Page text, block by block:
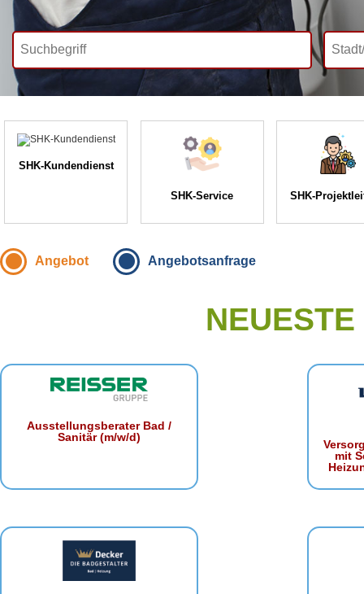
SHK-Kundendienst
SHK-Service SHK-
Angebot Angebotsanfrage
Ausstellungsberater Bad /
Sanitär (m/w/d)
mit